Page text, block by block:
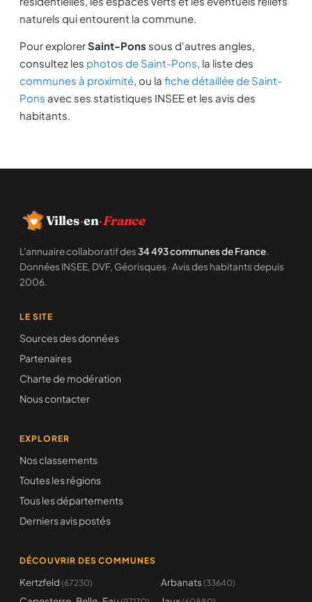
naturels qui entourent la commune.
Pour explorerSaint-Pons sous d'autres angles,
consultez les photos de Saint-Pons, la liste des
communes à proximité, ou la fiche détaillée de Saint-
Pons avec ses statistiques INSEE et les avis des
habitants.
Villes·en·France
L'annuaire collaboratif des34 493 communes de France.
Données INSEE, DVF, Géorisques · Avis des habitants depuis
2006.
LE SITE
Sources des données
Partenaires
Charte de modération
Nous contacter
EXPLORER
Nos classements
Toutes les régions
Tous les départements
Derniers avis postés
DÉCOUVRIR DES COMMUNES
Kertzfeld (67230) Arbanats (33640)